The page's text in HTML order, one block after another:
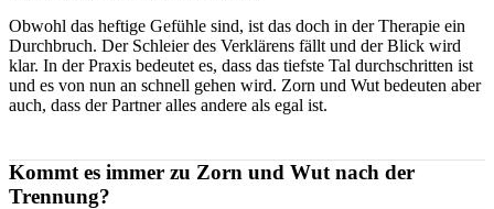
Obwohl das heftige Gefühle sind, ist das doch in der Therapie ein
Durchbruch. Der Schleier des Verklärens fällt und der Blick wird
klar. In der Praxis bedeutet es, dass das tiefste Tal durchschritten ist
und es von nun an schnell gehen wird. Zorn und Wut bedeuten aber
auch, dass der Partner alles andere als egal ist.
Kommt es immer zu Zorn und Wut nach der
Trennung?